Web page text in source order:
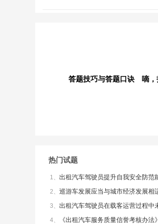
答题技巧与答题口诀 嘀，
热门试题
1、 出租汽车驾驶员提升自我安全防范
2、 巡游车发展应当与城市经济发展相
3、 出租汽车驾驶员在载客运营过程中
4、 《出租汽车服务质量信誉考核办